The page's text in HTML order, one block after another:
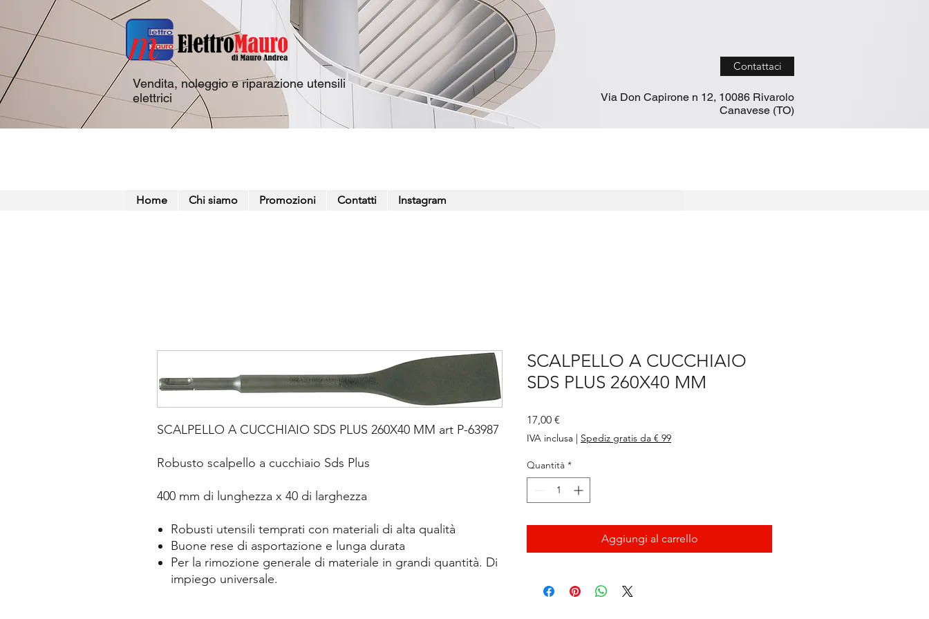
Vendita, noleggio e riparazione utensili
elettrici
Contattaci
Via Don Capirone n 12, 10086 Rivarolo
Canavese (TO)
Home Chi siamo Promozioni Contatti Instagram
SCALPELLO A CUCCHIAIO SDS PLUS 260X40 MM art P-63987
Robusto scalpello a cucchiaio Sds Plus
400 mm di lunghezza x 40 di larghezza
Robusti utensili temprati con materiali di alta qualità
Buone rese di asportazione e lunga durata
Per la rimozione generale di materiale in grandi quantità. Di
impiego universale.
SCALPELLO A CUCCHIAIO
SDS PLUS 260X40 MM
17,00 €
IVA inclusa | Spediz gratis da € 99
Quantità *
Aggiungi al carrello